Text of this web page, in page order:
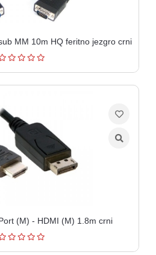
MM 10m HQ feritno jezgro crni
(M) - HDMI (M) 1.8m crni